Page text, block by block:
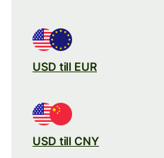
USD till EUR
USD till CNY